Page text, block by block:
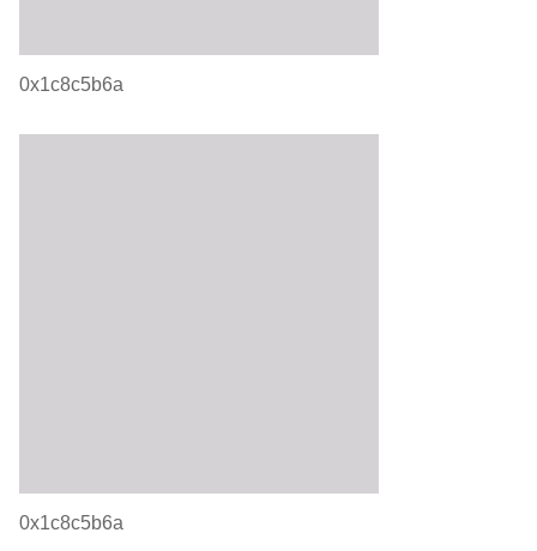
0x1c8c5b6a
0x1c8c5b6a